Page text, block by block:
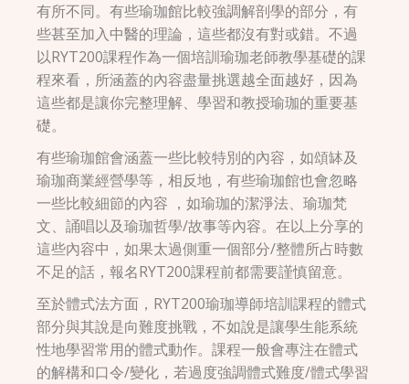
有所不同。有些瑜珈館比較強調解剖學的部分，有
些甚至加入中醫的理論，這些都沒有對或錯。不過
以RYT200課程作為一個培訓瑜珈老師教學基礎的課
程來看，所涵蓋的內容盡量挑選越全面越好，因為
這些都是讓你完整理解、學習和教授瑜珈的重要基
礎。
有些瑜珈館會涵蓋一些比較特別的內容，如頌缽及
瑜珈商業經營學等，相反地，有些瑜珈館也會忽略
一些比較細節的內容 ，如瑜珈的潔淨法、瑜珈梵
文、誦唱以及瑜珈哲學/故事等內容。在以上分享的
這些內容中，如果太過側重一個部分/整體所占時數
不足的話，報名RYT200課程前都需要謹慎留意。
至於體式法方面，RYT200瑜珈導師培訓課程的體式
部分與其說是向難度挑戰，不如說是讓學生能系統
性地學習常用的體式動作。課程一般會專注在體式
的解構和口令/變化，若過度強調體式難度/體式學習